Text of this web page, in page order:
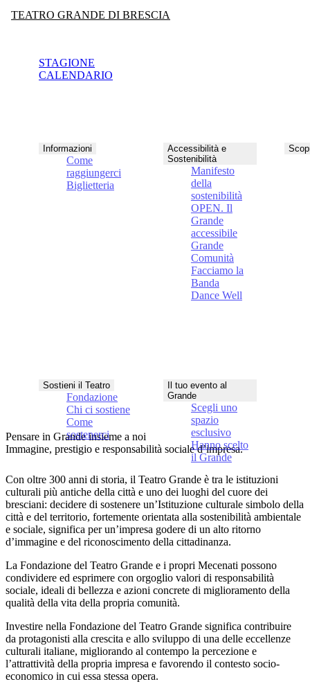
TEATRO GRANDE DI BRESCIA
STAGIONE
CALENDARIO
Informazioni
Come
raggiungerci
Biglietteria
Accessibilità e
Sostenibilità
Manifesto
della
sostenibilità
OPEN. Il
Grande
accessibile
Grande
Comunità
Facciamo la
Banda
Dance Well
Sostieni il Teatro
Fondazione
Chi ci sostiene
Come
sostenerci
Il tuo evento al
Grande
Scegli uno
spazio
esclusivo
Hanno scelto
il Grande
Pensare in Grande insieme a noi
Immagine, prestigio e responsabilità sociale d’impresa.
Con oltre 300 anni di storia, il Teatro Grande è tra le istituzioni
culturali più antiche della città e uno dei luoghi del cuore dei
bresciani: decidere di sostenere un’Istituzione culturale simbolo della
città e del territorio, fortemente orientata alla sostenibilità ambientale
e sociale, significa per un’impresa godere di un alto ritorno
d’immagine e del riconoscimento della cittadinanza.
La Fondazione del Teatro Grande e i propri Mecenati possono
condividere ed esprimere con orgoglio valori di responsabilità
sociale, ideali di bellezza e azioni concrete di miglioramento della
qualità della vita della propria comunità.
Investire nella Fondazione del Teatro Grande significa contribuire
da protagonisti alla crescita e allo sviluppo di una delle eccellenze
culturali italiane, migliorando al contempo la percezione e
l’attrattività della propria impresa e favorendo il contesto socio-
economico in cui essa stessa opera.